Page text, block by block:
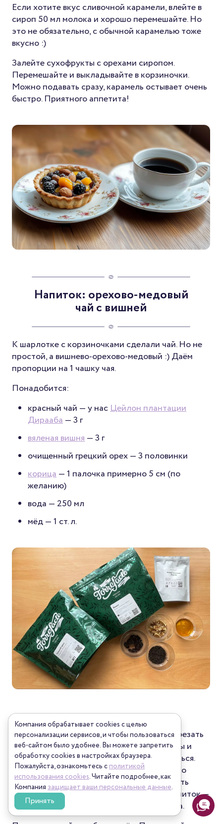
Если хотите вкус сливочной карамели, влейте в
сироп 50 мл молока и хорошо перемешайте. Но
это не обязательно, с обычной карамелью тоже
вкусно :)
Залейте сухофрукты с орехами сиропом.
Перемешайте и выкладывайте в корзиночки.
Можно подавать сразу, карамель остывает очень
быстро. Приятного аппетита!
Напиток: орехово-медовый
чай с вишней
К шарлотке с корзиночками сделали чай. Но не
простой, а вишнево-орехово-медовый :) Даём
пропорции на 1 чашку чая.
Понадобится:
красный чай — у насЦейлон плантации
Дирааба— 3 г
вяленая вишня— 3 г
очищенный грецкий орех — 3 половинки
корица— 1 палочка примерно 5 см (по
желанию)
вода — 250 мл
мёд — 1 ст. л.
Измельчите грецкие орехи — мы немного
подавили прессом, но можно и просто порезать
ножом. В кружку добавьте орехи, чай, ягоды и
корицу, залейте кипятком и дайте настояться.
Чтобы вкус ореха чувствовался в чае, нужно
заваривать его в течение 10 минут. Если дать
постоять дольше, то можно испортить напиток —
будет слишком сильная ореховая горчинка.
Компания обрабатывает cookies с целью
персонализации сервисов, и чтобы пользоваться
веб-сайтом было удобнее. Вы можете запретить
обработку сookies в настройках браузера.
Пожалуйста, ознакомьтесь сполитикой
использования cookies. Читайте подробнее, как
Компания защищает ваши персональные данные.
Принять